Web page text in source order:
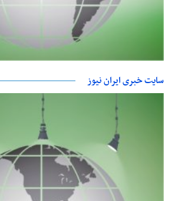
سایت خبری ایران نیوز